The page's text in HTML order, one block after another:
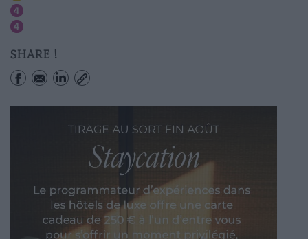
SHARE !